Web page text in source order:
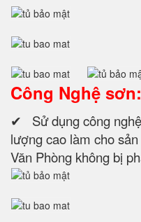
Công Nghệ sơn:
✔ Sử dụng công
lượng cao làm cho
Văn Phòng không bị